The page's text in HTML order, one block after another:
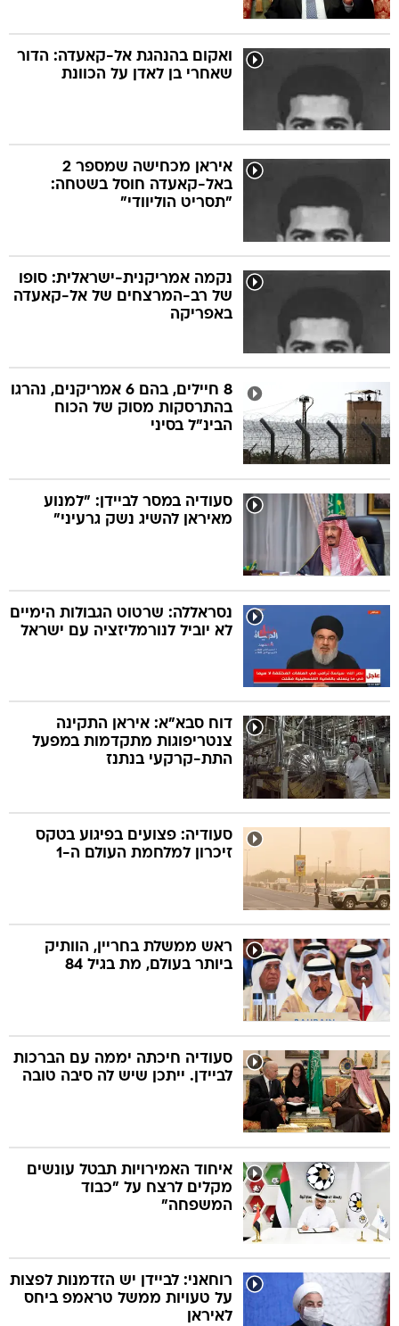
ואקום בהנהגת אל-קאעדה: הדור
שאחרי בן לאדן על הכוונת
איראן מכחישה שמספר 2
באל-קאעדה חוסל בשטחה:
"תסריט הוליוודי"
נקמה אמריקנית-ישראלית: סופו
של רב-המרצחים של אל-קאעדה
באפריקה
8 חיילים, בהם 6 אמריקנים, נהרגו
בהתרסקות מסוק של הכוח
הבינ"ל בסיני
סעודיה במסר לביידן: "למנוע
מאיראן להשיג נשק גרעיני"
נסראללה: שרטוט הגבולות הימיים
לא יוביל לנורמליזציה עם ישראל
דוח סבא"א: איראן התקינה
צנטריפוגות מתקדמות במפעל
התת-קרקעי בנתנז
סעודיה: פצועים בפיגוע בטקס
זיכרון למלחמת העולם ה-1
ראש ממשלת בחריין, הוותיק
ביותר בעולם, מת בגיל 84
סעודיה חיכתה יממה עם הברכות
לביידן. ייתכן שיש לה סיבה טובה
איחוד האמירויות תבטל עונשים
מקלים לרצח על "כבוד
המשפחה"
רוחאני: לביידן יש הזדמנות לפצות
על טעויות ממשל טראמפ ביחס
לאיראן